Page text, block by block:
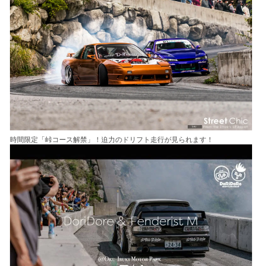
時間限定「峠コース解禁」！迫力のドリフト走行が見られます！